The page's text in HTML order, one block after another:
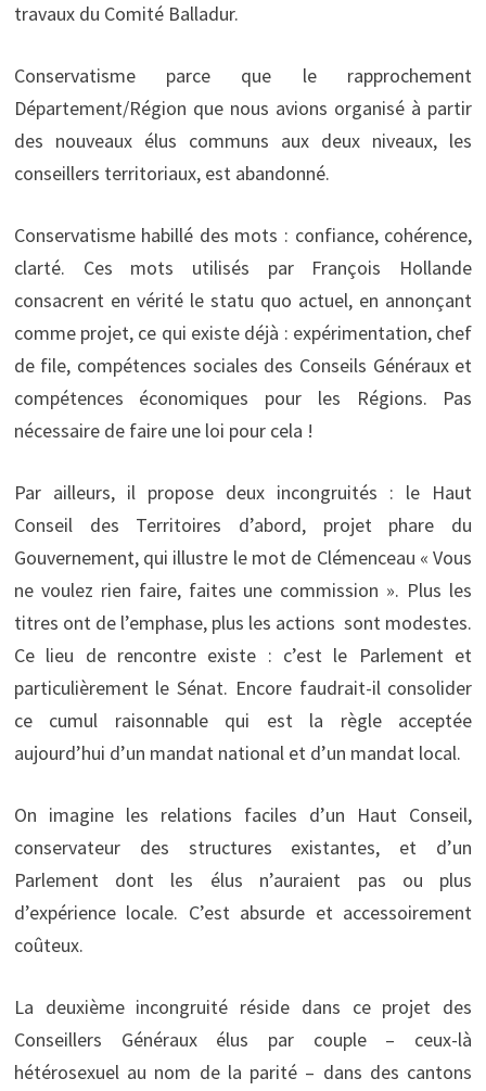
travaux du Comité Balladur.
Conservatisme parce que le rapprochement
Département/Région que nous avions organisé à partir
des nouveaux élus communs aux deux niveaux, les
conseillers territoriaux, est abandonné.
Conservatisme habillé des mots : confiance, cohérence,
clarté. Ces mots utilisés par François Hollande
consacrent en vérité le statu quo actuel, en annonçant
comme projet, ce qui existe déjà : expérimentation, chef
de file, compétences sociales des Conseils Généraux et
compétences économiques pour les Régions. Pas
nécessaire de faire une loi pour cela !
Par ailleurs, il propose deux incongruités : le Haut
Conseil des Territoires d’abord, projet phare du
Gouvernement, qui illustre le mot de Clémenceau « Vous
ne voulez rien faire, faites une commission ». Plus les
titres ont de l’emphase, plus les actions sont modestes.
Ce lieu de rencontre existe : c’est le Parlement et
particulièrement le Sénat. Encore faudrait-il consolider
ce cumul raisonnable qui est la règle acceptée
aujourd’hui d’un mandat national et d’un mandat local.
On imagine les relations faciles d’un Haut Conseil,
conservateur des structures existantes, et d’un
Parlement dont les élus n’auraient pas ou plus
d’expérience locale. C’est absurde et accessoirement
coûteux.
La deuxième incongruité réside dans ce projet des
Conseillers Généraux élus par couple – ceux-là
hétérosexuel au nom de la parité – dans des cantons